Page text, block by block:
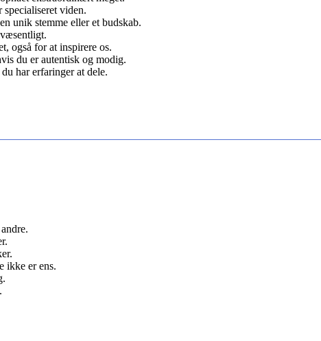
viden.
unik stemme eller et budskab.
også for at inspirere os.
du er autentisk og modig.
har erfaringer at dele.
ikke er ens.